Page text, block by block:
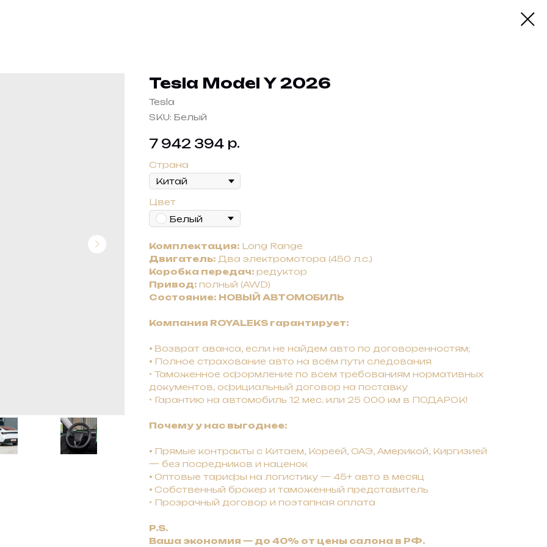
Tesla Model Y 2026
Tesla
SKU: Белый
7 942 394 р.
Страна
Цвет
Белый
Комплектация: Long Range
Двигатель: Два электромотора (450 л.с.)
Коробка передач: редуктор
Привод: полный (AWD)
Состояние: НОВЫЙ АВТОМОБИЛЬ
Компания ROYALEKS гарантирует:
• Bозврат авaнca, ecли нe нaйдeм авто по договоренностям;
• Полное страхование авто на всём пути следования
• Таможенное оформление по всем требованиям нормативных
документов, официальный договор на поставку
• Гарантию на автомобиль 12 мес. или 25 000 км в ПОДАРОК!
Почему у нас выгоднее:
• Прямые контракты с Китаем, Кореей, ОАЭ, Америкой, Киргизией
— без посредников и наценок
• Оптовые тарифы на логистику — 45+ авто в месяц
• Собственный брокер и таможенный представитель
• Прозрачный договор и поэтапная оплата
P.S.
Ваша экономия — до 40% от цены салона в РФ.